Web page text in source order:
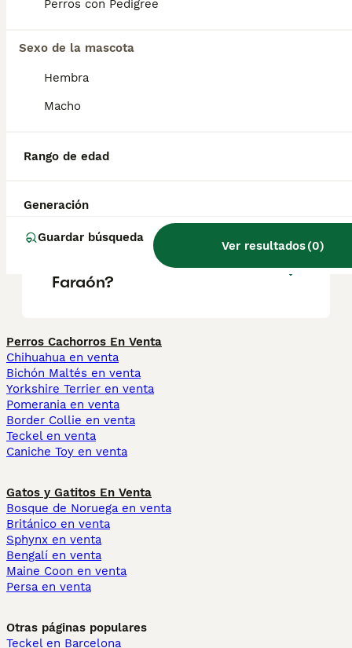
Perros con Pedigree
Sexo de la mascota
Hembra
Macho
Rango de edad
Generación
Guardar búsqueda
Ver resultados(0)
esbelta de tipo lebrel.
¿Cómo se llama el perro
faraón?
¿Qué raza es el Perro del
Faraón?
Perros Cachorros En Venta
Chihuahua en venta
Bichón Maltés en venta
Yorkshire Terrier en venta
Pomerania en venta
Border Collie en venta
Teckel en venta
Caniche Toy en venta
Gatos y Gatitos En Venta
Bosque de Noruega en venta
Británico en venta
Sphynx en venta
Bengalí en venta
Maine Coon en venta
Persa en venta
Otras páginas populares
Teckel en Barcelona